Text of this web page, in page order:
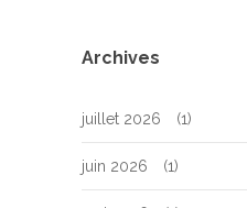
Archives
juillet 2026 (1)
juin 2026 (1)